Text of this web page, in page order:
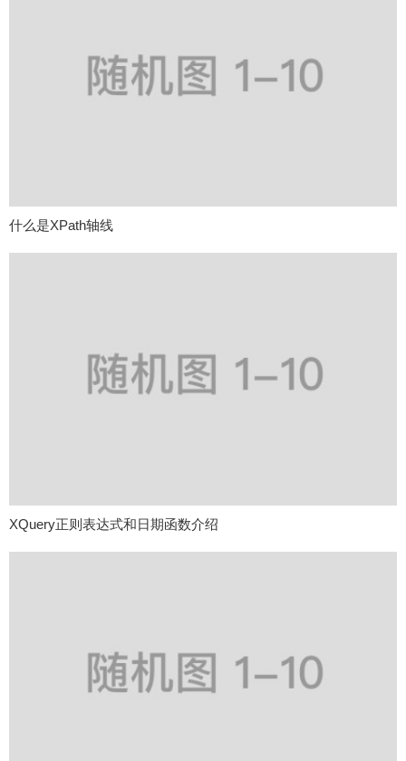
什么是XPath轴线
XQuery正则表达式和日期函数介绍